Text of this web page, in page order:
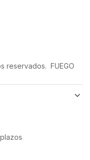
reservados. FUEGO